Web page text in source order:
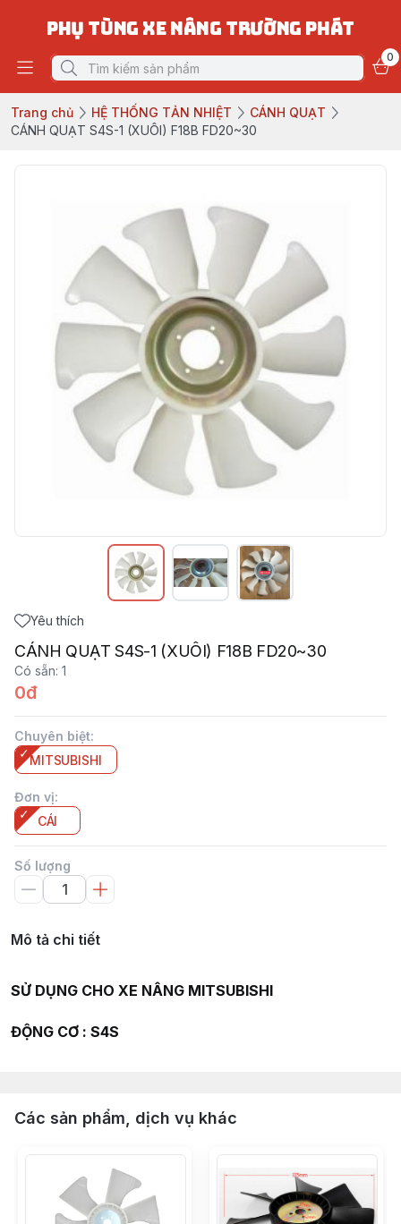
PHỤ TÙNG XE NÂNG TRƯỜNG PHÁT
0
Trang chủ HỆ THỐNG TẢN NHIỆT
CÁNH QUẠT
CÁNH QUẠT S4S-1 (XUÔI) F18B FD20~30
Yêu thích
CÁNH QUẠT S4S-1 (XUÔI) F18B FD20~30
Có sẵn: 1
0đ
Chuyên biệt:
MITSUBISHI
Đơn vị:
CÁI
Số lượng
Mô tả chi tiết
SỬ DỤNG CHO XE NÂNG MITSUBISHI
ĐỘNG CƠ : S4S
Các sản phẩm, dịch vụ khác